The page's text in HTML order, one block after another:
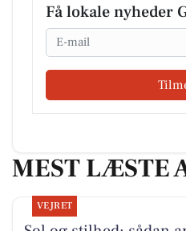
Få lokale nyheder
Email
MEST LÆSTE
VEJRET